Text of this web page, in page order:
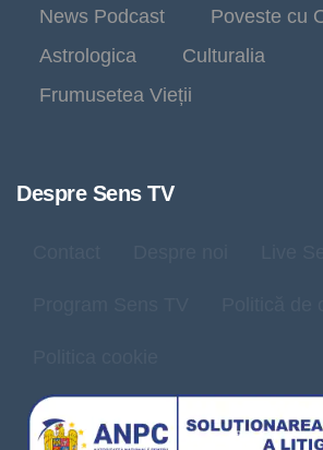
News Podcast
Poveste cu
Astrologica
Culturalia
Frumusetea Vieții
Despre Sens TV